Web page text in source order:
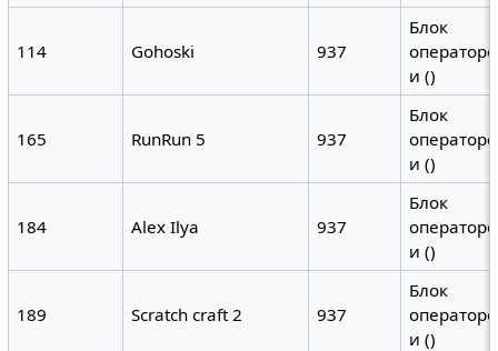
114 Gohoski 937
Блок
и ()
165 RunRun 5 937
Блок
и ()
184 Alex Ilya 937
Блок
и ()
189 Scratch craft 2 937
Блок
и ()